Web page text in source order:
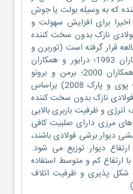
که به وسیله بولت یا جوش
برای افزایش سهولت و
نازک بدون سخت کننده
قرار گرفته است (توربرن و
همکاران 1983؛ کاسس و همکاران 1993؛ درایور و همکاران
1998؛ الگالی 1998؛ لوبل و همکاران 2000؛ برمن و برونو
2003؛ پارک و همکاران 2007؛ پوی و پارک 2008) براساس
نازک بدون سخت کننده
و ظرفیت باربری بالایی
مرزی دارای صلبیت کافی
دیوار برشی فولادی باشند،
دیوار توزیع می شود.
با ارتفاع کم و متوسط استفاده
شکل پذیری و ظرفیت اتلاف